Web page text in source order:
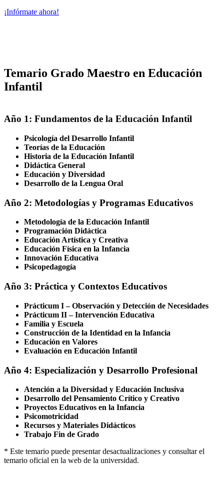
¡Infórmate ahora!
Temario Grado Maestro en Educación
Infantil
Año 1: Fundamentos de la Educación Infantil
Psicología del Desarrollo Infantil
Teorías de la Educación
Historia de la Educación Infantil
Didáctica General
Educación y Diversidad
Desarrollo de la Lengua Oral
Año 2: Metodologías y Programas Educativos
Metodología de la Educación Infantil
Programación Didáctica
Educación Artística y Creativa
Educación Física en la Infancia
Innovación Educativa
Psicopedagogía
Año 3: Práctica y Contextos Educativos
Prácticum I – Observación y Detección de Necesidades
Prácticum II – Intervención Educativa
Familia y Escuela
Construcción de la Identidad en la Infancia
Educación en Valores
Evaluación en Educación Infantil
Año 4: Especialización y Desarrollo Profesional
Atención a la Diversidad y Educación Inclusiva
Desarrollo del Pensamiento Crítico y Creativo
Proyectos Educativos en la Infancia
Psicomotricidad
Recursos y Materiales Didácticos
Trabajo Fin de Grado
* Este temario puede presentar desactualizaciones y consultar el
temario oficial en la web de la universidad.